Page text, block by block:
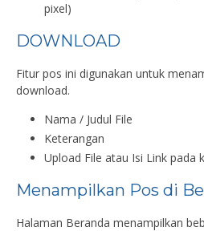
pixel)
DOWNLOAD
Fitur pos ini digunakan untuk
download.
Nama / Judul File
Keterangan
Upload File atau Isi Link pada
Menampilkan Pos di
Halaman Beranda menampilkan